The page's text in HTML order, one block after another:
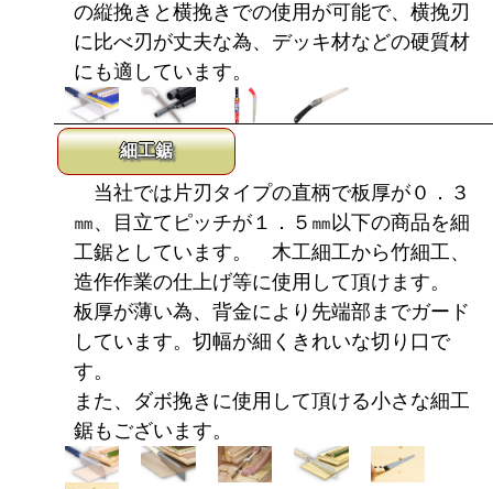
の縦挽きと横挽きでの使用が可能で、横挽刃
に比べ刃が丈夫な為、デッキ材などの硬質材
にも適しています。
細工鋸
当社では片刃タイプの直柄で板厚が０．３
㎜、目立てピッチが１．５㎜以下の商品を細
工鋸としています。 木工細工から竹細工、
造作作業の仕上げ等に使用して頂けます。
板厚が薄い為、背金により先端部までガード
しています。切幅が細くきれいな切り口で
す。
また、ダボ挽きに使用して頂ける小さな細工
鋸もございます。